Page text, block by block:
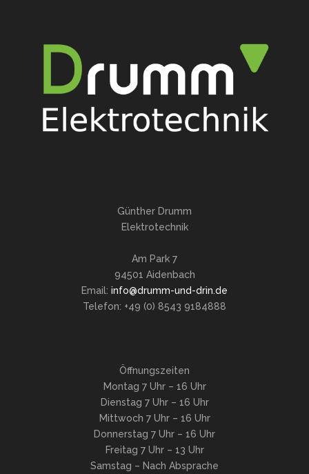
Günther Drumm
Elektrotechnik
Am Park 7
94501 Aidenbach
Email: info@drumm-und-drin.de
Telefon: +49 (0) 8543 9184888
Öffnungszeiten
Montag 7 Uhr – 16 Uhr
Dienstag 7 Uhr – 16 Uhr
Mittwoch 7 Uhr – 16 Uhr
Donnerstag 7 Uhr – 16 Uhr
Freitag 7 Uhr – 13 Uhr
Samstag – Nach Absprache